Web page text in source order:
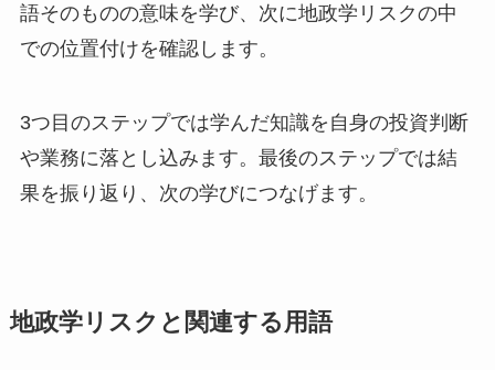
語そのものの意味を学び、次に地政学リスクの中
での位置付けを確認します。
3つ目のステップでは学んだ知識を自身の投資判断
や業務に落とし込みます。最後のステップでは結
果を振り返り、次の学びにつなげます。
地政学リスクと関連する用語